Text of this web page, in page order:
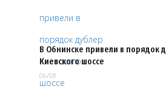
В Обнинске привели в порядок
Киевского шоссе
06/08